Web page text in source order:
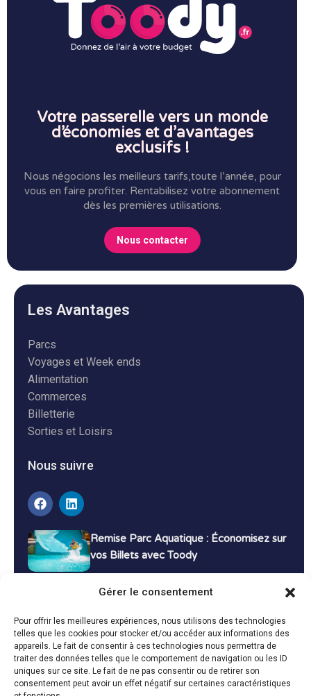
Gérer le consentement
Pour offrir les meilleures expériences, nous utilisons des technologies
telles que les cookies pour stocker et/ou accéder aux informations des
appareils. Le fait de consentir à ces technologies nous permettra de
traiter des données telles que le comportement de navigation ou les ID
uniques sur ce site. Le fait de ne pas consentir ou de retirer son
consentement peut avoir un effet négatif sur certaines caractéristiques
Votre passerelle vers un monde
d’économies et d’avantages
exclusifs !
Nous négocions les meilleurs tarifs,toute l’année, pour
vous en faire profiter. Rentabilisez votre abonnement
dès les premières utilisations.
Nous contacter
Les Avantages
Parcs
Voyages et Week ends
Alimentation
Commerces
Billetterie
Sorties et Loisirs
Nous suivre
Remise Parc Aquatique : Économisez sur
vos Billets avec Toody
Bons Plans Voyage : Économisez sur vos
Vacances avec Toody
13 décembre 2024 Bon plans